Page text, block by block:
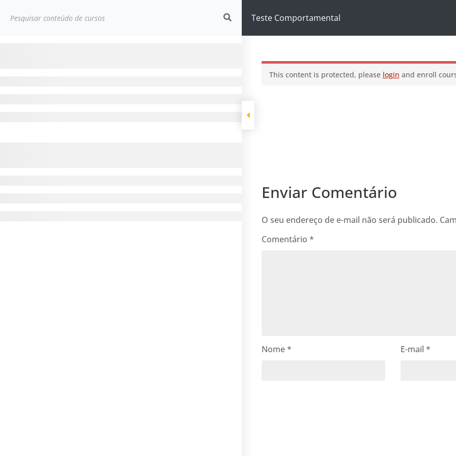
Teste Comportamental
This content is protected, please login and enroll
Enviar Comentário
O seu endereço de e-mail não será publicado.
Comentário *
Nome* E-mail*